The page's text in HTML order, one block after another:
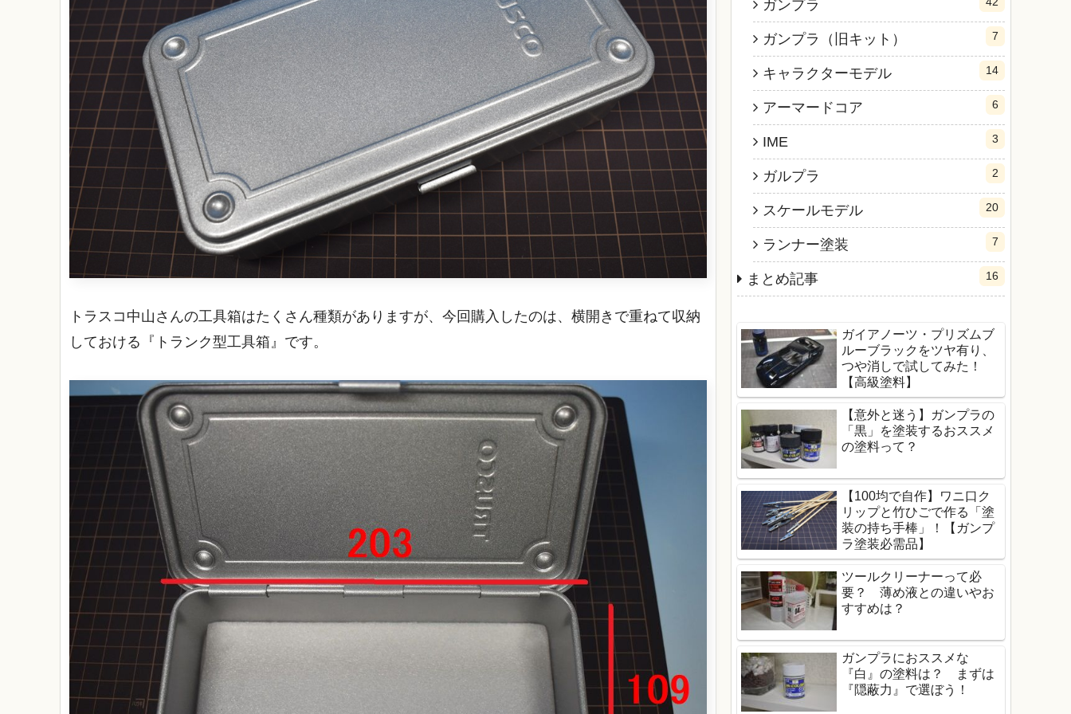
トラスコ中山さんの工具箱はたくさん種類がありますが、今回購入したのは、横開きで重ねて収納
しておける『トランク型工具箱』です。
ガンプラ
ガンプラ（旧キット） 7
キャラクターモデル 14
アーマードコア 6
IME 3
ガルプラ 2
スケールモデル 20
ランナー塗装 7
まとめ記事 16
ガイアノーツ・プリズムブ
ルーブラックをツヤ有り、
つや消しで試してみた！
【高級塗料】
【意外と迷う】ガンプラの
「黒」を塗装するおススメ
の塗料って？
【100均で自作】ワニ口ク
リップと竹ひごで作る「塗
装の持ち手棒」！【ガンプ
ラ塗装必需品】
ツールクリーナーって必
要？ 薄め液との違いやお
すすめは？
ガンプラにおススメな
『白』の塗料は？ まずは
『隠蔽力』で選ぼう！